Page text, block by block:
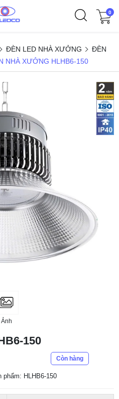
0
ĐÈN LED NHÀ XƯỞNG
ĐÈN
NHÀ XƯỞNG HLHB6-150
Ảnh
150
Còn hàng
phẩm: HLHB6-150